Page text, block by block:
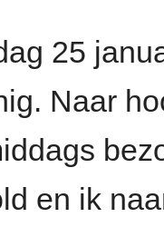
25
Naar
en ik